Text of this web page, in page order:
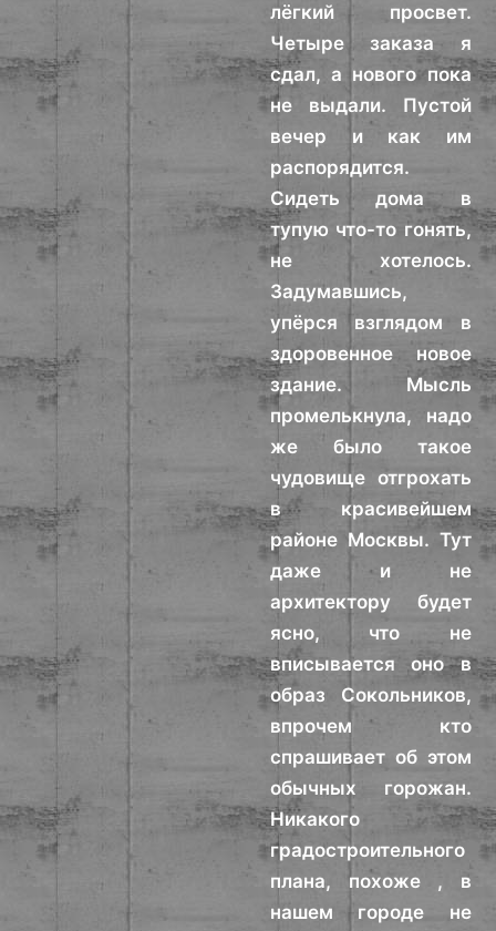
лёгкий просвет.
Четыре заказа я
сдал, а нового пока
не выдали. Пустой
вечер и как им
распорядится.
Сидеть дома в
тупую что-то гонять,
не хотелось.
Задумавшись,
упёрся взглядом в
здоровенное новое
здание. Мысль
промелькнула, надо
же было такое
чудовище отгрохать
в красивейшем
районе Москвы. Тут
даже и не
архитектору будет
ясно, что не
вписывается оно в
образ Сокольников,
впрочем кто
спрашивает об этом
обычных горожан.
Никакого
градостроительного
плана, похоже , в
нашем городе не